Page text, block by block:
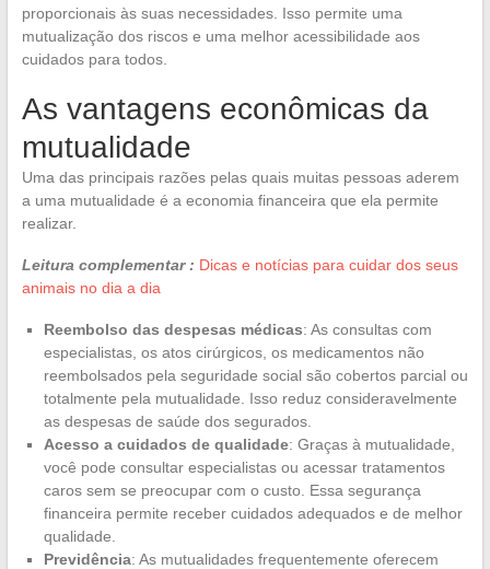
proporcionais às suas necessidades. Isso permite uma
mutualização dos riscos e uma melhor acessibilidade aos
cuidados para todos.
As vantagens econômicas da
mutualidade
Uma das principais razões pelas quais muitas pessoas aderem
a uma mutualidade é a economia financeira que ela permite
realizar.
Leitura complementar : Dicas e notícias para cuidar dos seus
animais no dia a dia
Reembolso das despesas médicas: As consultas com
especialistas, os atos cirúrgicos, os medicamentos não
reembolsados pela seguridade social são cobertos parcial ou
totalmente pela mutualidade. Isso reduz consideravelmente
as despesas de saúde dos segurados.
Acesso a cuidados de qualidade: Graças à mutualidade,
você pode consultar especialistas ou acessar tratamentos
caros sem se preocupar com o custo. Essa segurança
financeira permite receber cuidados adequados e de melhor
qualidade.
Previdência: As mutualidades frequentemente oferecem